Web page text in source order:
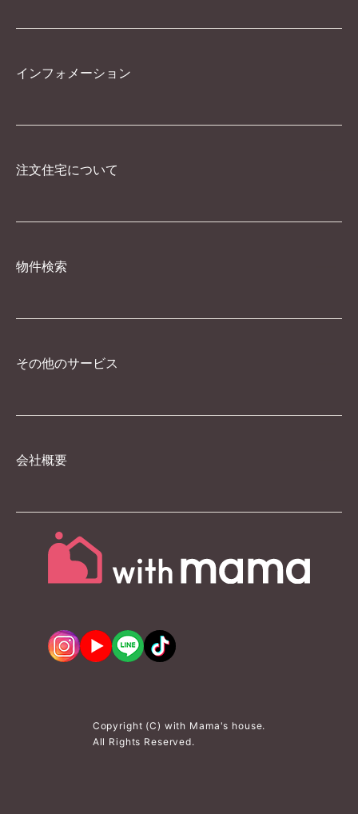
インフォメーション
注文住宅について
物件検索
その他のサービス
会社概要
Copyright (C) with Mama's house.
All Rights Reserved.